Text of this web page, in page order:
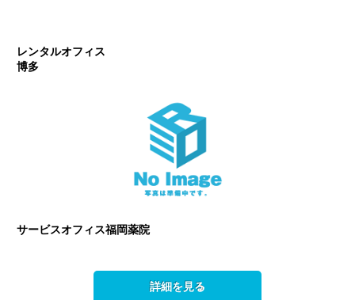
レンタルオフィス
博多
サービスオフィス福岡薬院
詳細を見る